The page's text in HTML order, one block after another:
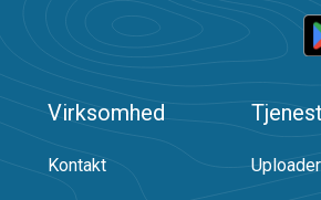
Virksomhed
Kontakt Uploader